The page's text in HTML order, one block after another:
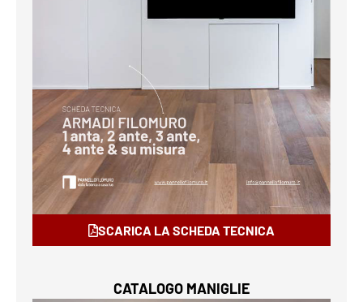
SCARICA LA SCHEDA TECNICA
CATALOGO MANIGLIE